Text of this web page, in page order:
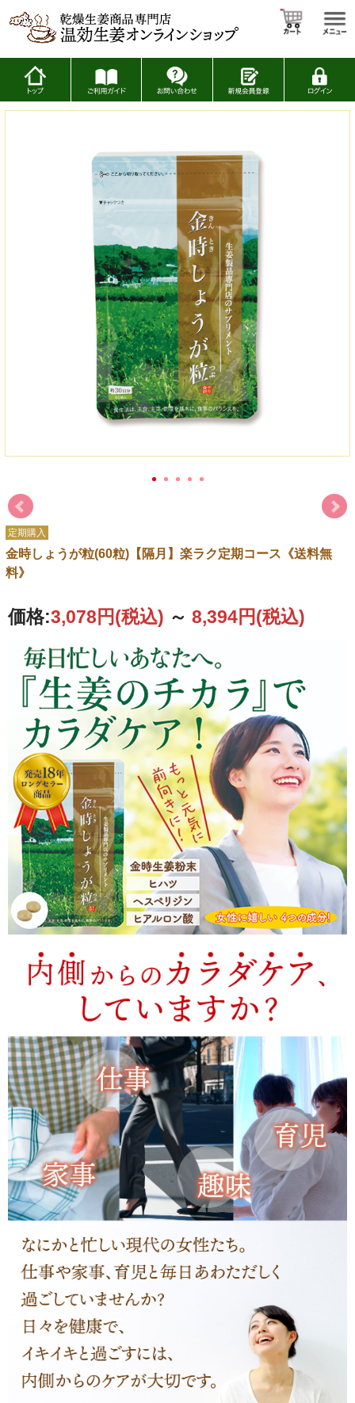
定期購入
金時しょうが粒(60粒)【隔月】楽ラク定期コース《送料無
料》
価格:3,078円(税込) ～ 8,394円(税込)